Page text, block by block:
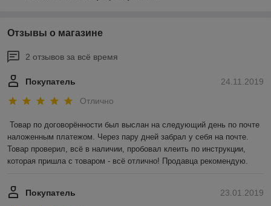
Отзывы о магазине
2 отзывов за всё время
24.11.2019
Покупатель
Отлично
Товар по договорённости был выслан на следующий день по почте
наложенным платежом. Через пару дней забрал у себя на почте.
Товар проверил, всё в наличии, пробовал клеить по инструкции,
которая пришла с товаром - всё отлично! Продавца рекомендую.
23.01.2019
Покупатель